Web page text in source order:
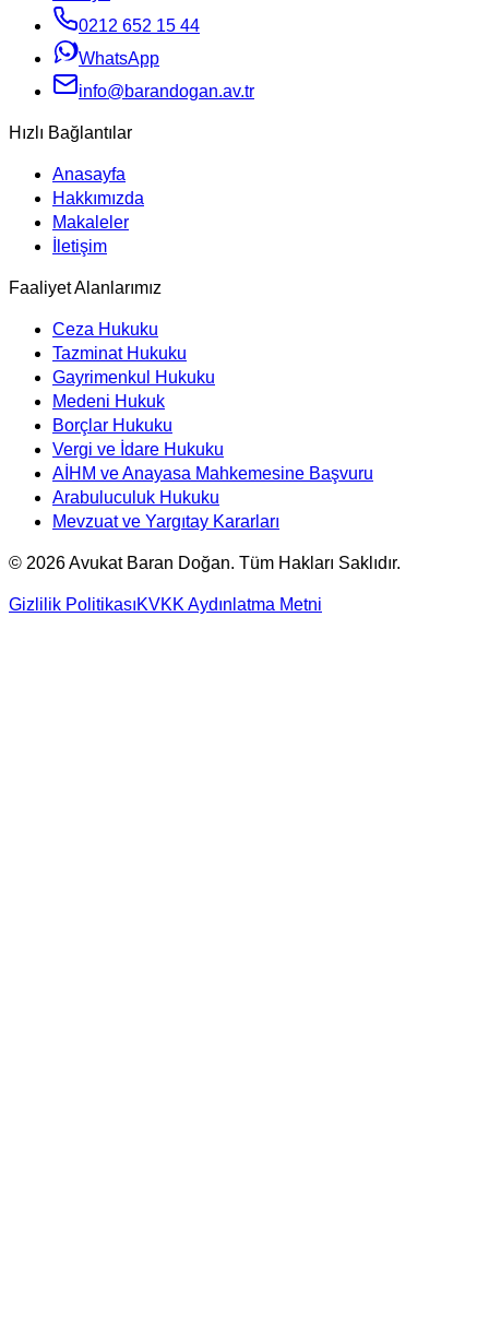
0212 652 15 44
WhatsApp
info@barandogan.av.tr
Hızlı Bağlantılar
Anasayfa
Hakkımızda
Makaleler
İletişim
Faaliyet Alanlarımız
Ceza Hukuku
Tazminat Hukuku
Gayrimenkul Hukuku
Medeni Hukuk
Borçlar Hukuku
Vergi ve İdare Hukuku
AİHM ve Anayasa Mahkemesine Başvuru
Arabuluculuk Hukuku
Mevzuat ve Yargıtay Kararları
© 2026Avukat Baran Doğan. Tüm Hakları Saklıdır.
Gizlilik PolitikasıKVKK Aydınlatma Metni